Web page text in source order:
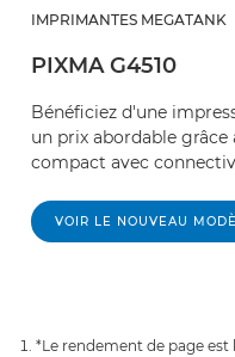
IMPRIMANTES MEGATANK
PIXMA G4510
Bénéficiez d'une
un prix abordable
compact avec
VOIR LE NOUVEAU
*Le rendement de page est